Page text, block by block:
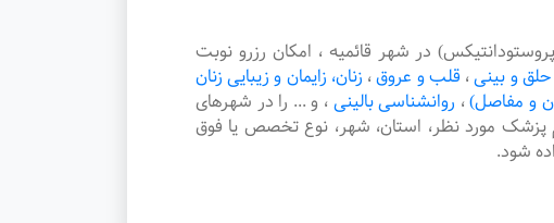
در شهر قائمیه ، امکان رزرو نوبت
و بینی، قلب و عروق، زنان، زایمان و زیبایی زنان
و مفاصل)، روانشناسی بالینی ، و ... را در شهرهای
پزشک مورد نظر، استان، شهر، نوع تخصص یا فوق
شود.